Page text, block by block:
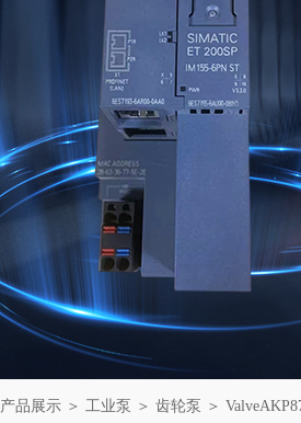
产品展示 ＞ 工业泵 ＞ 齿轮泵 ＞